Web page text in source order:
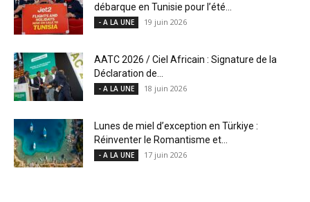
débarque en Tunisie pour l’été...
- A LA UNE 19 juin 2026
AATC 2026 / Ciel Africain : Signature de la
Déclaration de...
- A LA UNE 18 juin 2026
Lunes de miel d’exception en Türkiye :
Réinventer le Romantisme et...
- A LA UNE 17 juin 2026